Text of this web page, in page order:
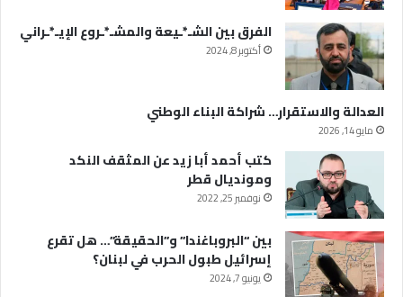
الفرق بين الشـ*ـيعة والمشـ*ـروع الإيـ*ـراني
أكتوبر 8, 2024
العدالة والاستقرار… شراكة البناء الوطني
مايو 14, 2026
كتب أحمد أبا زيد عن المثقف النكد
ومونديال قطر
نوفمبر 25, 2022
بين “البروباغندا” و”الحقيقة”… هل تقرع
إسرائيل طبول الحرب في لبنان؟
يونيو 7, 2024